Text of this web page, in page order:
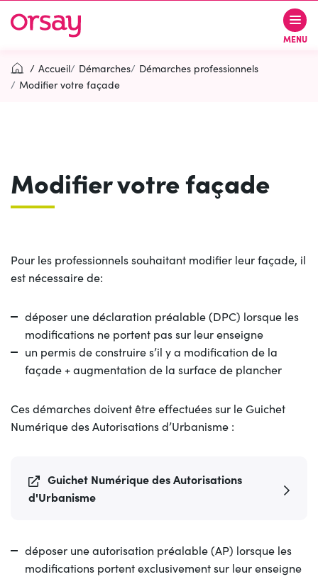
navigation
au
au
page
Ville d’Orsay MENU
Contactez-nous Accessibilité
Accueil Démarches
Démarches professionnels
Modifier votre façade
Modifier votre façade
Pour les professionnels souhaitant modifier leur façade, il
est nécessaire de:
déposer une déclaration préalable (DPC) lorsque les
modifications ne portent pas sur leur enseigne
un permis de construire s’il y a modification de la
façade + augmentation de la surface de plancher
Ces démarches doivent être effectuées sur le Guichet
Numérique des Autorisations d’Urbanisme :
Guichet Numérique des Autorisations
d'Urbanisme
déposer une autorisation préalable (AP) lorsque les
modifications portent exclusivement sur leur enseigne